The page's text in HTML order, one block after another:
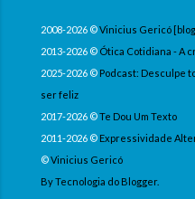
2008-2026 ©Vinicius Gericó
2013-2026 © Ótica Cotidiana - A
2025-2026 © Podcast: Desculpe
ser feliz
2017-2026 ©Te Dou Um Texto
2011-2026 © Expressividade
©Vinicius Gericó
By Tecnologia do Blogger.